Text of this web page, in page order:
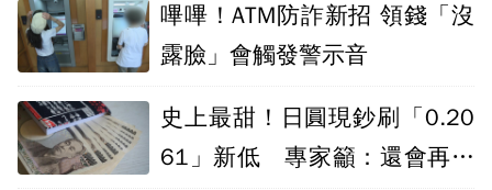
嗶嗶！ATM防詐新招 領錢「沒
露臉」會觸發警示音
史上最甜！日圓現鈔刷「0.20
61」新低 專家籲：還會再貶